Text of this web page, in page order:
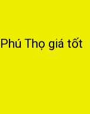
Thọ giá tốt